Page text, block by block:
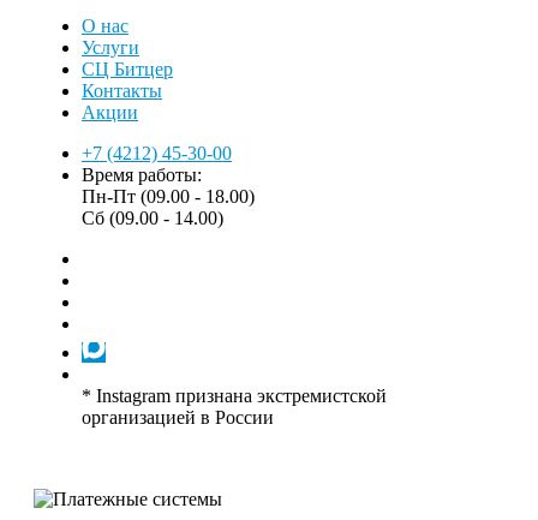
О нас
Услуги
СЦ Битцер
Контакты
Акции
+7 (4212) 45-30-00
Время работы:
Пн-Пт (09.00 - 18.00)
Сб (09.00 - 14.00)
* Instagram признана экстремистской
организацией в России